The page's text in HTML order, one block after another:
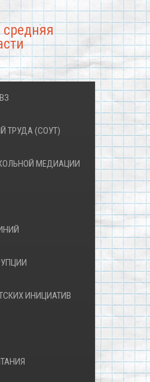
ТРУДА (СОУТ)
МЕДИАЦИИ
ИНИЦИАТИВ